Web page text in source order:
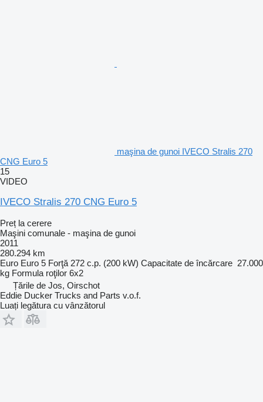
maşina de gunoi IVECO Stralis 270
CNG Euro 5
15
VIDEO
IVECO Stralis 270 CNG Euro 5
Preț la cerere
Maşini comunale - maşina de gunoi
2011
280.294 km
Euro Euro 5 Forţă 272 c.p. (200 kW) Capacitate de încărcare 27.000
kg Formula roţilor 6x2
Țările de Jos, Oirschot
Eddie Ducker Trucks and Parts v.o.f.
Luați legătura cu vânzătorul